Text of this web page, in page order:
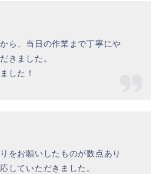
ら、当日の作業まで丁寧にや
きました。
した！
をお願いしたものが数点あり
していただきました。